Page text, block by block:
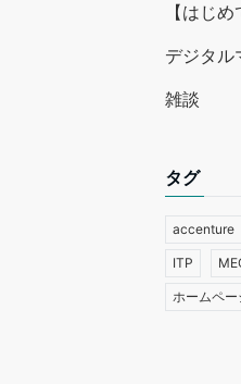
【はじ
デジタル
雑談
タグ
accenture
ITP
ホームペー